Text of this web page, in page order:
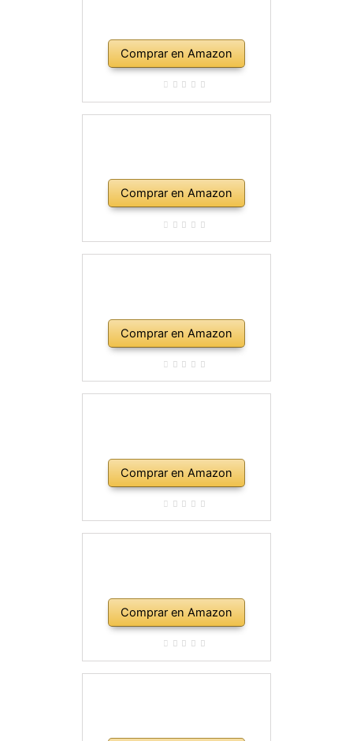
Comprar en Amazon
Comprar en Amazon
Comprar en Amazon
Comprar en Amazon
Comprar en Amazon